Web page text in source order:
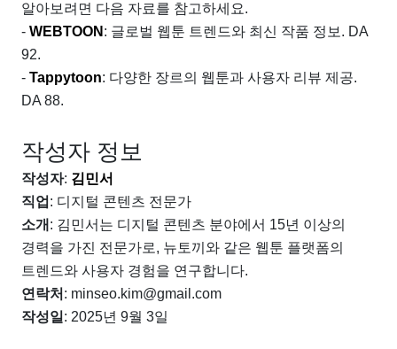
알아보려면 다음 자료를 참고하세요.
- WEBTOON : 글로벌 웹툰 트렌드와 최신 작품 정보. DA
92.
- Tappytoon: 다양한 장르의 웹툰과 사용자 리뷰 제공.
DA 88.
작성자 정보
작성자: 김민서
직업 : 디지털 콘텐츠 전문가
소개 : 김민서는 디지털 콘텐츠 분야에서 15년 이상의
경력을 가진 전문가로, 뉴토끼와 같은 웹툰 플랫폼의
트렌드와 사용자 경험을 연구합니다.
연락처 : minseo.kim@gmail.com
작성일: 2025년 9월 3일